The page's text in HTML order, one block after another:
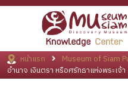
หน้าแรก Museum of Siam
อำนาจ เงินตรา หรือศรัทธาแห่งพระเจ้า